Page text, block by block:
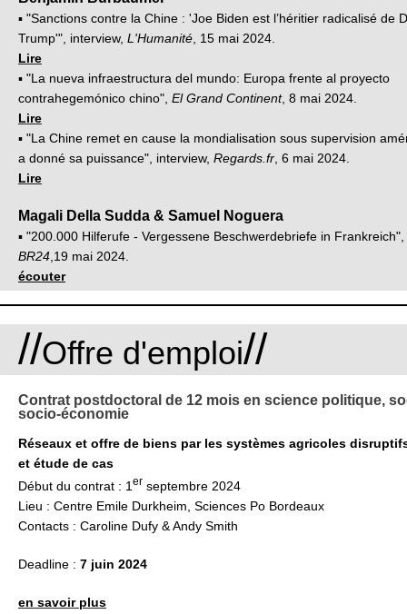
▪ "Sanctions contre la Chine : 'Joe Biden est l’héritier radicalisé de
Trump'", interview, L'Humanité , 15 mai 2024.
Lire
▪ "La nueva infraestructura del mundo: Europa frente al proyecto
contrahegemónico chino", El Grand Continent, 8 mai 2024.
Lire
▪ "La Chine remet en cause la mondialisation sous supervision
a donné sa puissance", interview, Regards.fr , 6 mai 2024.
Lire
Magali Della Sudda & Samuel Noguera
▪ "200.000 Hilferufe - Vergessene Beschwerdebriefe in
BR24 ,19 mai 2024.
écouter
//Offre d'emploi//
Contrat postdoctoral de 12 mois en science politique,
socio-économie
Réseaux et offre de biens par les systèmes agricoles
et étude de cas
Début du contrat : 1 er septembre 2024
Lieu : Centre Emile Durkheim, Sciences Po Bordeaux
Contacts : Caroline Dufy & Andy Smith
Deadline : 7 juin 2024
en savoir plus